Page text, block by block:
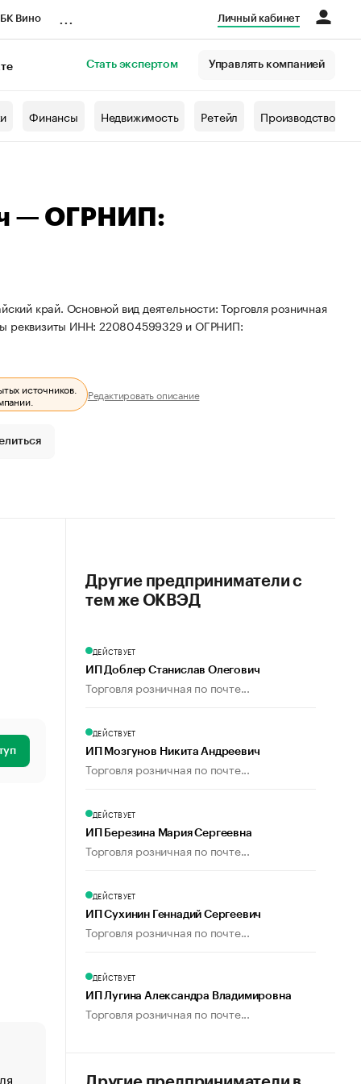
Вино Личный кабинет
Стать экспертом Управлять компанией
Финансы Недвижимость Ретейл Производство
— ОГРНИП:
край. Основной вид деятельности: Торговля розничная
реквизиты ИНН: 220804599329 и ОГРНИП:
источников. Редактировать описание
«От спорта тело стареет иначе». Как живет глава
Другие предприниматели с
тем же ОКВЭД
ДЕЙСТВУЕТ
ИП Доблер Станислав Олегович
Торговля розничная по почте...
ДЕЙСТВУЕТ
ИП Мозгунов Никита Андреевич
Торговля розничная по почте...
ДЕЙСТВУЕТ
ИП Березина Мария Сергеевна
Торговля розничная по почте...
ДЕЙСТВУЕТ
ИП Сухинин Геннадий Сергеевич
Торговля розничная по почте...
ДЕЙСТВУЕТ
ИП Лугина Александра Владимировна
Торговля розничная по почте...